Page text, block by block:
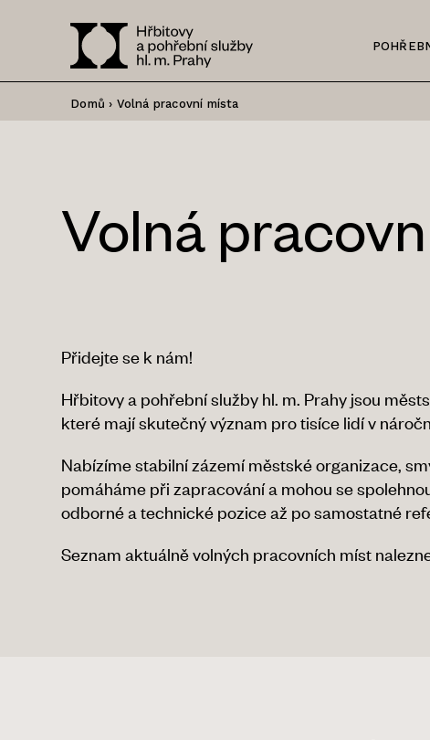
Domů › Volná pracovní místa
Volná
Přidejte se k nám!
Hřbitovy a pohřební služby hl. m. Prahy jsou
které mají skutečný význam pro tisíce lidí v
Nabízíme stabilní zázemí městské organizace,
pomáháme při zapracování a mohou se
odborné a technické pozice až po samostatné
Seznam aktuálně volných pracovních míst